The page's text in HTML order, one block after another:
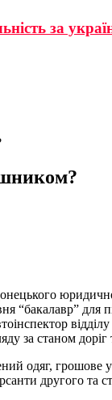
за
“бакалавр”
за станом
одяг,
другого та